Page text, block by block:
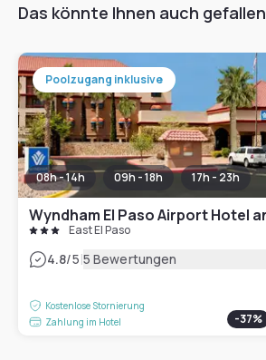
Das könnte Ihnen auch gefallen
Poolzugang inklusive
08h - 14h 09h - 18h 17h - 23h
East El Paso
4.8/5|5 Bewertungen
Kostenlose Stornierung
Zahlung im Hotel
-37%